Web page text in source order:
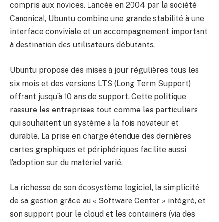
compris aux novices. Lancée en 2004 par la société
Canonical, Ubuntu combine une grande stabilité à une
interface conviviale et un accompagnement important
à destination des utilisateurs débutants.
Ubuntu propose des mises à jour régulières tous les
six mois et des versions LTS (Long Term Support)
offrant jusqu’à 10 ans de support. Cette politique
rassure les entreprises tout comme les particuliers
qui souhaitent un système à la fois novateur et
durable. La prise en charge étendue des dernières
cartes graphiques et périphériques facilite aussi
l’adoption sur du matériel varié.
La richesse de son écosystème logiciel, la simplicité
de sa gestion grâce au « Software Center » intégré, et
son support pour le cloud et les containers (via des